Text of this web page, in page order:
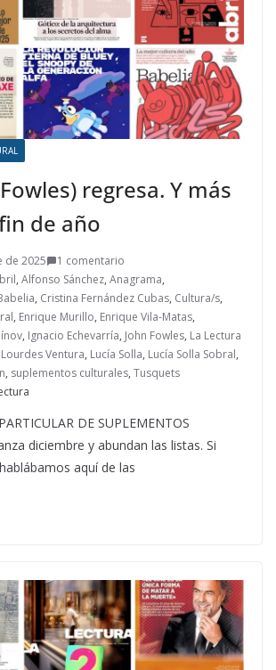
regresa. Y más
de año
de 2025
1 comentario
, Alfonso Sánchez, Anagrama,
, Cristina Fernández Cubas, Cultura/s,
, Enrique Murillo, Enrique Vila-Matas,
, Ignacio Echevarría, John Fowles, La Lectura
Lourdes Ventura, Lucía Solla, Lucía Solla Sobral,
, suplementos culturales, Tusquets
DE SUPLEMENTOS
diciembre y abundan las listas. Si
aquí de las